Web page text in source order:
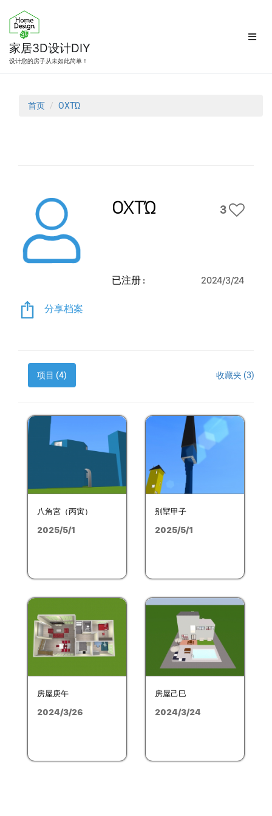
家居3D设计DIY
设计您的房子从未如此简单！
首页 ΟΧΤΏ
ΟΧΤΏ 3
已注册 : 2024/3/24
分享档案
项目 (4) 收藏夹 (3)
八角宮（丙寅）
2025/5/1
别墅甲子
2025/5/1
房屋庚午
2024/3/26
房屋己巳
2024/3/24